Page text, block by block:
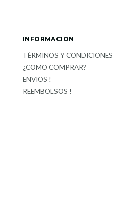
INFORMACION
TÉRMINOS Y CONDICIONES
¿COMO COMPRAR?
ENVIOS !
REEMBOLSOS !